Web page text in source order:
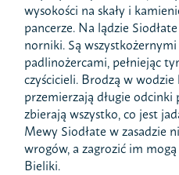
wysokości na skały i
pancerze. Na lądzie
norniki. Są
padlinożercami, pełniejąc
czyścicieli. Brodzą w
przemierzają długie odcinki
zbierają wszystko, co jest
Mewy Siodłate w zasadzie
wrogów, a zagrozić im
Bieliki.